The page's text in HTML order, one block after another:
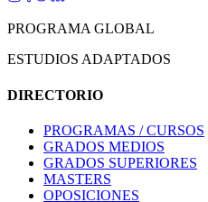
DIRECTORIO
PROGRAMAS / CURSOS
GRADOS MEDIOS
GRADOS SUPERIORES
MASTERS